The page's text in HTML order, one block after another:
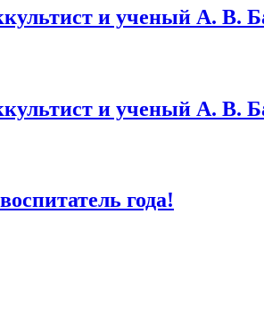
и ученый А. В.
и ученый А. В.
года!